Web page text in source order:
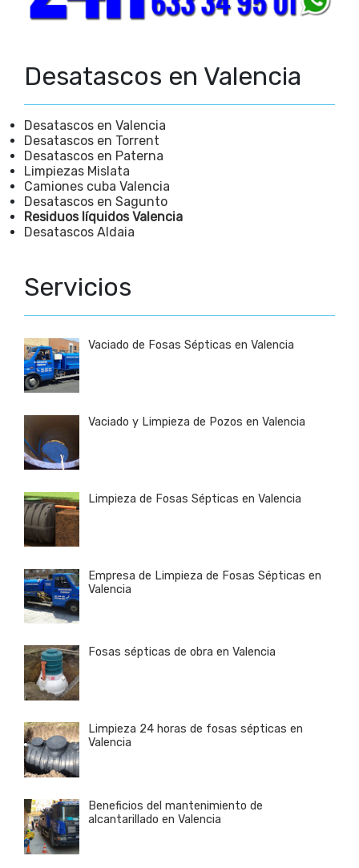
Desatascos en Valencia
Desatascos en Valencia
Desatascos en Torrent
Desatascos en Paterna
Limpiezas Mislata
Camiones cuba Valencia
Desatascos en Sagunto
Residuos líquidos Valencia
Desatascos Aldaia
Servicios
Vaciado de Fosas Sépticas en Valencia
Vaciado y Limpieza de Pozos en Valencia
Limpieza de Fosas Sépticas en Valencia
Empresa de Limpieza de Fosas Sépticas en
Valencia
Fosas sépticas de obra en Valencia
Limpieza 24 horas de fosas sépticas en
Valencia
Beneficios del mantenimiento de
alcantarillado en Valencia